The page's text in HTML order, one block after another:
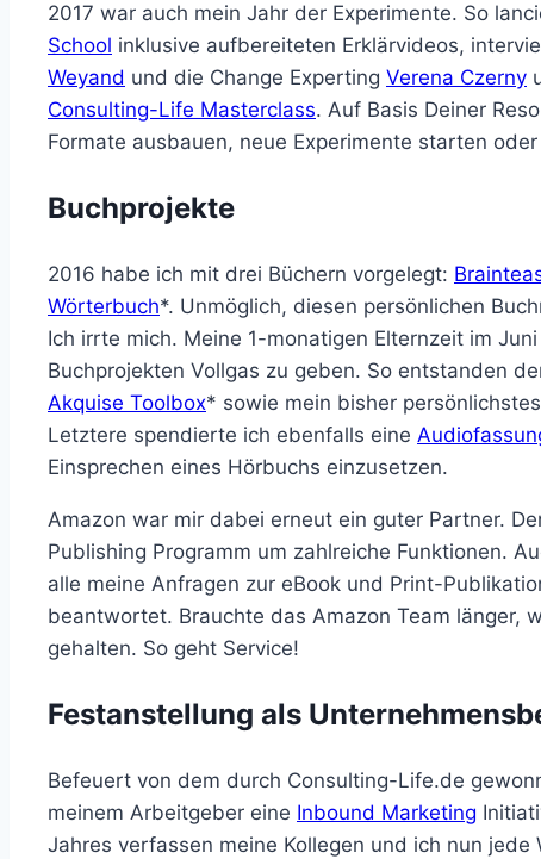
2017 war auch mein Jahr der Experimente. So
School inklusive aufbereiteten Erklärvideos,
Weyand und die Change Experting Verena Czerny
Consulting-Life Masterclass. Auf Basis Deiner
Formate ausbauen, neue Experimente starten
Buchprojekte
2016 habe ich mit drei Büchern vorgelegt:
Wörterbuch*. Unmöglich, diesen persönlichen
Ich irrte mich. Meine 1-monatigen Elternzeit im
Buchprojekten Vollgas zu geben. So entstanden
Akquise Toolbox* sowie mein bisher
Letztere spendierte ich ebenfalls eine
Einsprechen eines Hörbuchs einzusetzen.
Amazon war mir dabei erneut ein guter Partner.
Publishing Programm um zahlreiche Funktionen.
alle meine Anfragen zur eBook und Print-
beantwortet. Brauchte das Amazon Team länger,
gehalten. So geht Service!
Festanstellung als
Befeuert von dem durch Consulting-Life.de
meinem Arbeitgeber eine Inbound Marketing
Jahres verfassen meine Kollegen und ich nun